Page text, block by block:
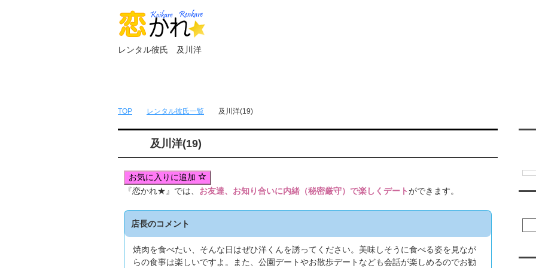
レンタル彼氏 及川洋
TOP レンタル彼氏一覧 及川洋(19)
及川洋(19)
お気に入りに追加
『恋かれ★』では、 お友達、お知り合いに内緒（秘密厳守）で楽しくデートができます。
店長のコメント
焼肉を食べたい、そんな日はぜひ洋くんを誘ってください。美味しそうに食べる姿を見なが
らの食事は楽しいですよ。また、公園デートやお散歩デートなども会話が楽しめるのでお勧